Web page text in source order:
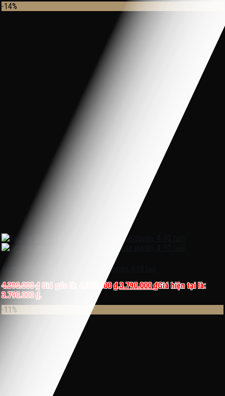
-14%
Xe máy điện cho bé BMW JT 5001 bản quyền, 4-10 tuổi
4.390.000₫ Giá gốc là: 4.390.000 ₫.3.790.000₫Giá hiện tại là:
3.790.000 ₫.
-11%